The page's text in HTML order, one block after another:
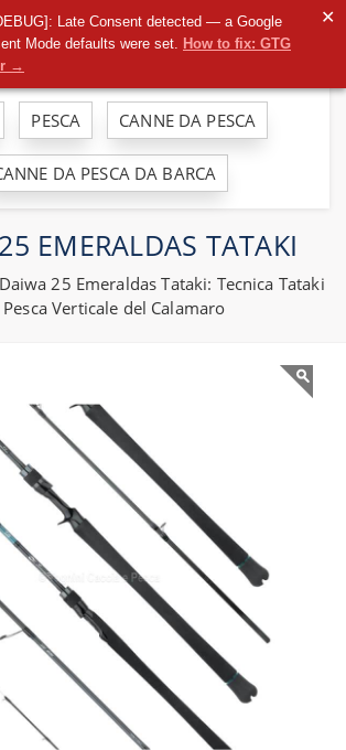
Late Consent detected — a Google
Mode defaults were set. How to fix: GTG
→
✕
PESCA CANNE DA PESCA
DA PESCA DA BARCA
EMERALDAS TATAKI
25 Emeraldas Tataki: Tecnica Tataki
Verticale del Calamaro